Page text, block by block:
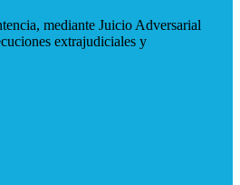
mediante Juicio Adversarial
extrajudiciales y